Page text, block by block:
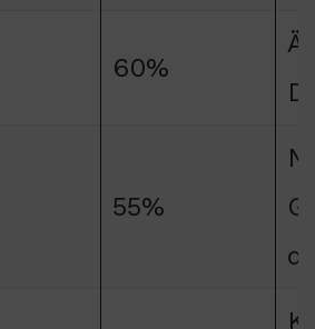
60%
55%